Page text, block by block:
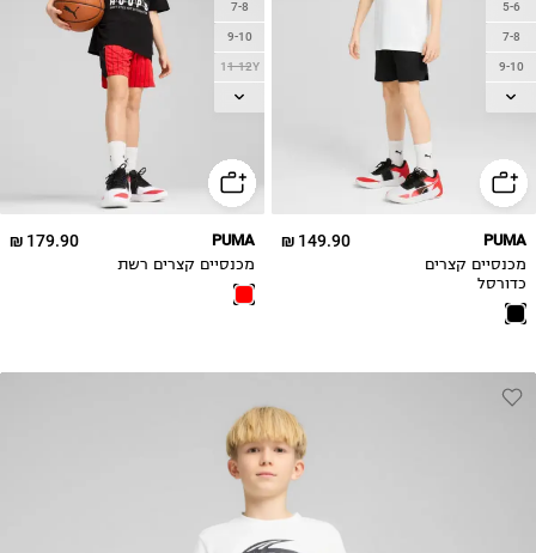
5-6
7-8
9-10
11-12Y
149.90 ₪ PUMA
מכנסיים קצרים
כדורסל
7-8
9-10
11-12Y
13-14Y
179.90 ₪ PUMA
מכנסיים קצרים רשת